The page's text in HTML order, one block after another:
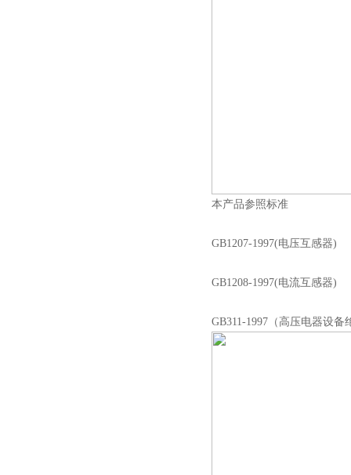
本产品参照标准
GB1207-1997(电压互感器)
GB1208-1997(电流互感器)
GB311-1997（高压电器设